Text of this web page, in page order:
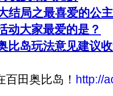
结局之最喜爱的公主
动大家最爱的是？
比岛玩法意见建议
田奥比岛！ http://